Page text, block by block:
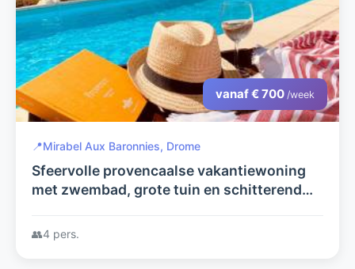
vanaf € 700 /week
📍Mirabel Aux Baronnies, Drome
Sfeervolle provencaalse vakantiewoning
met zwembad, grote tuin en schitterend
👥4 pers.